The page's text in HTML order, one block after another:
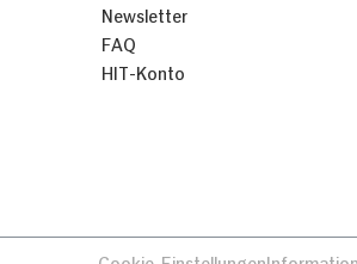
Newsletter
FAQ
HIT-Konto